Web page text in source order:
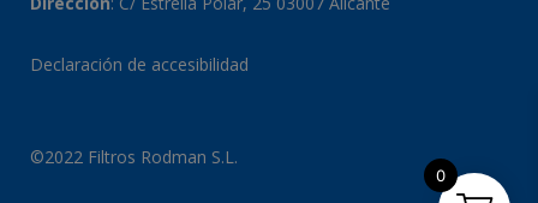
Declaración de accesibilidad
©2022 Filtros Rodman S.L.
0